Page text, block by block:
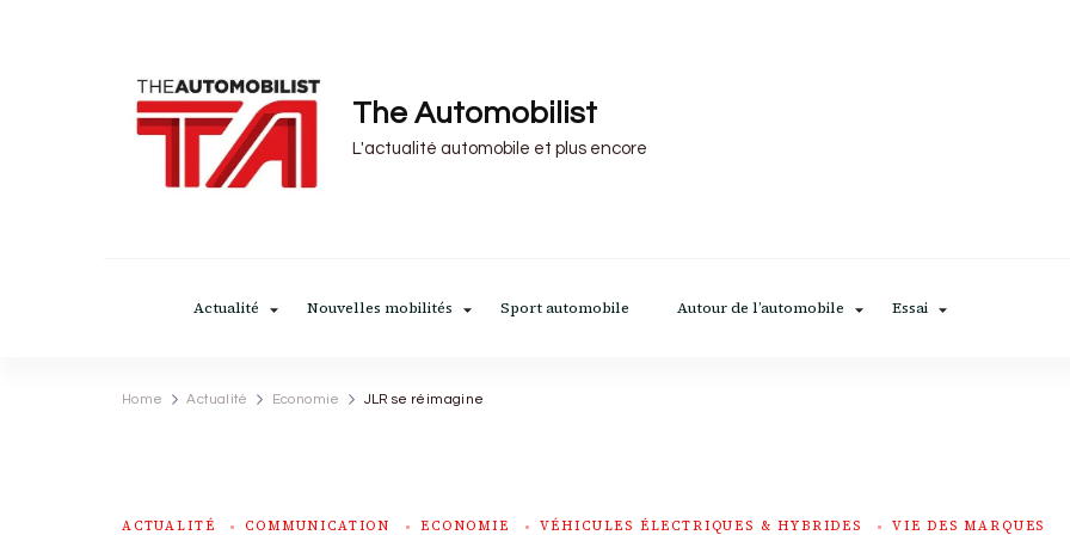
The Automobilist
L'actualité automobile et plus encore
Actualité Nouvelles mobilités Sport automobile Autour de l’automobile Essai
Home Actualité Economie JLR se réimagine
ACTUALITÉ COMMUNICATION ECONOMIE VÉHICULES ÉLECTRIQUES & HYBRIDES VIE DES MARQUES